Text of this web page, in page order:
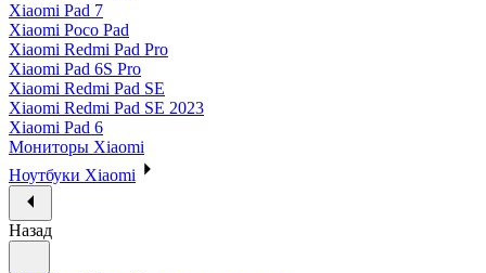
Xiaomi Pad 7
Xiaomi Poco Pad
Xiaomi Redmi Pad Pro
Xiaomi Pad 6S Pro
Xiaomi Redmi Pad SE
Xiaomi Redmi Pad SE 2023
Xiaomi Pad 6
Мониторы Xiaomi
Ноутбуки Xiaomi
Назад